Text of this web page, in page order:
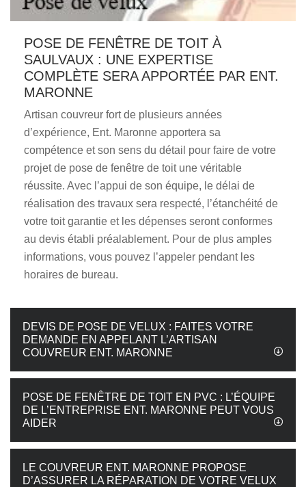
POSE DE FENÊTRE DE TOIT À
SAULVAUX : UNE EXPERTISE
COMPLÈTE SERA APPORTÉE PAR ENT.
MARONNE
Artisan couvreur fort de plusieurs années
d’expérience, Ent. Maronne apportera sa
compétence et son sens du détail pour faire de votre
projet de pose de fenêtre de toit une véritable
réussite. Avec l’appui de son équipe, le délai de
réalisation des travaux sera respecté, l’étanchéité de
votre toit garantie et les dépenses seront conformes
au devis établi préalablement. Pour de plus amples
informations, vous pouvez l’appeler pendant les
horaires de bureau.
DEVIS DE POSE DE VELUX : FAITES VOTRE
DEMANDE EN APPELANT L’ARTISAN
COUVREUR ENT. MARONNE
POSE DE FENÊTRE DE TOIT EN PVC : L’ÉQUIPE
DE L’ENTREPRISE ENT. MARONNE PEUT VOUS
AIDER
LE COUVREUR ENT. MARONNE PROPOSE
D’ASSURER LA RÉPARATION DE VOTRE VELUX